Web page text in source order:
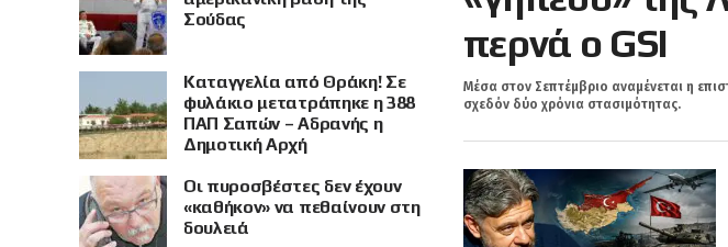
περνά ο GSI
Μέσα στον Σεπτέμβριο αναμένεται η
σχεδόν δύο χρόνια στασιμότητας.
Σούδας
Καταγγελία από Θράκη! Σε
φυλάκιο μετατράπηκε η 388
ΠΑΠ Σαπών – Αδρανής η
Δημοτική Αρχή
Οι πυροσβέστες δεν έχουν
«καθήκον» να πεθαίνουν στη
δουλειά